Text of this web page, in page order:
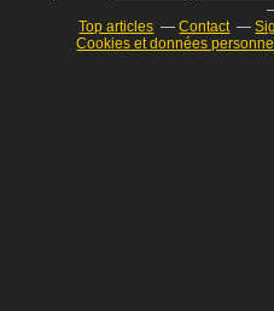
Top articles
Contact
Cookies et données